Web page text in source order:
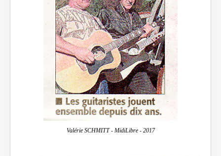
Valérie SCHMITT - MidiLibre - 2017